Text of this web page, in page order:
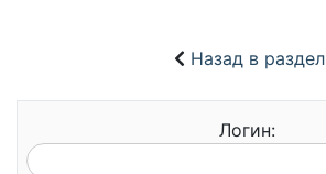
Назад в раздел
Логин: